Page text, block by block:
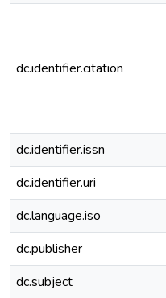
dc.identifier.citation
dc.identifier.issn
dc.identifier.uri
dc.language.iso
dc.publisher
dc.subject